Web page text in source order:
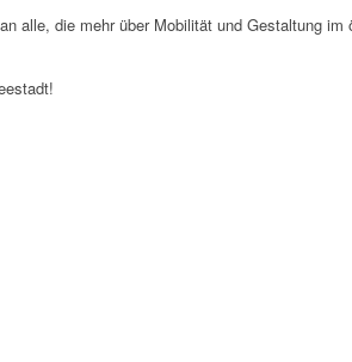
alle, die mehr über Mobilität und Gestaltung